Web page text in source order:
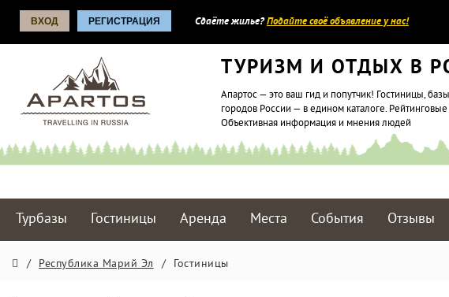
ВХОД РЕГИСТРАЦИЯ Сдаёте жилье?Подайте своё объявление у нас!
ТУРИЗМ И ОТДЫХ В
Апартос — это ваш гид и попутчик! Гостиницы,
городов России — в едином каталоге.
Объективная информация и мнения людей
Турбазы Гостиницы Аренда Места События Отзывы
/ Республика Марий Эл / Гостиницы